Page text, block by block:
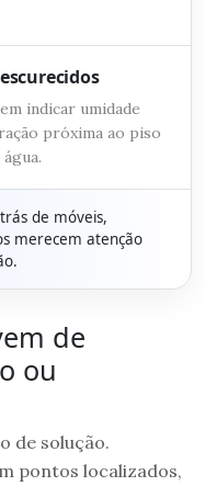
indicar umidade
próxima ao piso
de móveis,
merecem atenção
de
ou
de solução.
pontos localizados,